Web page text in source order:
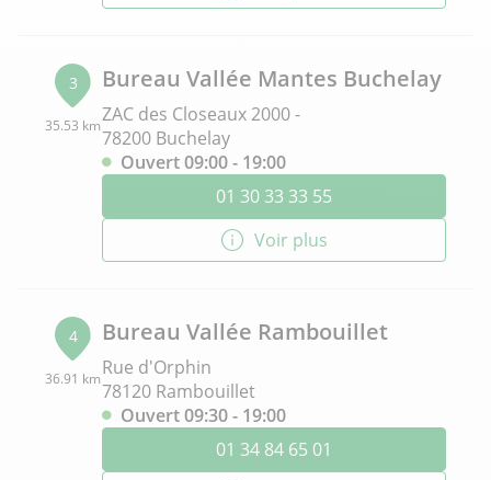
3
35.53 km
Bureau Vallée Mantes Buchelay
ZAC des Closeaux 2000 -
78200 Buchelay
Ouvert 09:00 - 19:00
01 30 33 33 55
Voir plus
4
36.91 km
Bureau Vallée Rambouillet
Rue d'Orphin
78120 Rambouillet
Ouvert 09:30 - 19:00
01 34 84 65 01